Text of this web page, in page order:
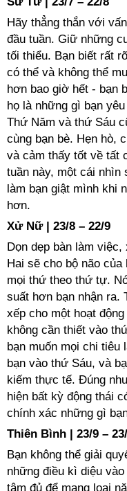
Hãy thẳng thắn với
đầu tuần. Giữ những
tối thiểu. Bạn biết rất
có thể và không thể
hơn bao giờ hết - bạn
họ là những gì bạn
Thứ Năm và thứ Sáu
cùng bạn bè. Hẹn hò,
và cảm thấy tốt về tất
tuần này, một cái nhìn
làm bạn giật mình khi
hơn.
Xử Nữ | 23/8 – 22/9
Dọn dẹp bàn làm
Hai sẽ cho bộ não
mọi thứ theo thứ tự.
suất hơn bạn nhận ra.
xếp cho một hoạt
không cần thiết vào
bạn muốn mọi chi tiêu
bạn vào thứ Sáu, và
kiếm thực tế. Đúng
hiện bất kỳ động thái
chính xác những gì
Thiên Bình | 23/9 –
Bạn không thể giải
những điều kì diệu
tâm đủ để mang loại